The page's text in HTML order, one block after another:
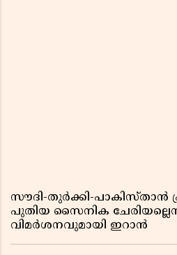
സൗദി-തുർക്കി-പാകിസ്താൻ
പുതിയ സൈനിക
വിമർശനവുമായി ഇറാൻ